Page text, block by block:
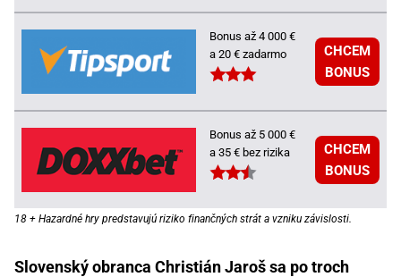
Bonus až 4 000 €
a 20 € zadarmo
CHCEM
BONUS
Bonus až 5 000 €
a 35 € bez rizika
CHCEM
BONUS
18 + Hazardné hry predstavujú riziko finančných strát a vzniku závislosti.
Slovenský obranca Christián Jaroš sa po troch